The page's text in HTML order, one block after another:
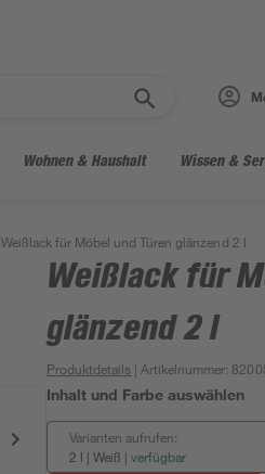
Wohnen & Haushalt Wissen &
Weißlack für Möbel und Türen glänzend 2 l
Weißlack für
glänzend 2 l
Produktdetails | Artikelnummer:
Inhalt und Farbe auswählen
Varianten aufrufen:
2 l | Weiß | verfügbar